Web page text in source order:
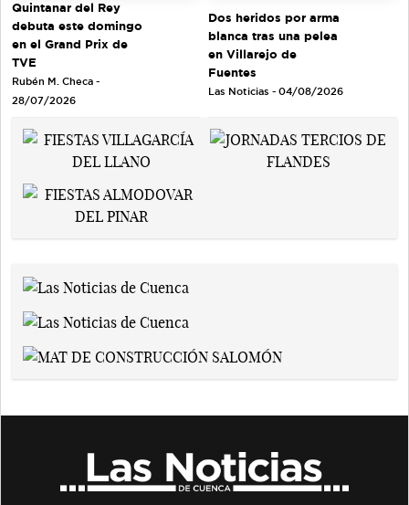
Quintanar del Rey
debuta este domingo
en el Grand Prix de
TVE
Rubén M. Checa -
28/07/2026
Dos heridos por arma
blanca tras una pelea
en Villarejo de
Fuentes
Las Noticias - 04/08/2026